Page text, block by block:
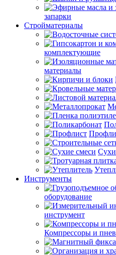
запарки
Стройматериалы
комплектующие
материалы
Инструменты
оборудование
инструмент
Компрессоры и